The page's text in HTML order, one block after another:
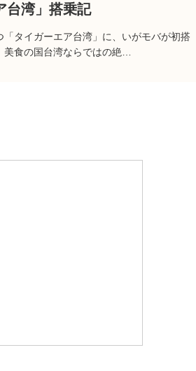
台湾」搭乗記
タイガーエア台湾」に、いがモバが初搭
食の国台湾ならではの絶…